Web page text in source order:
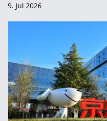
9. Jul 2026